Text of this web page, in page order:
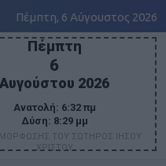
Πέμπτη, 6 Αύγουστος 2026
Πέμπτη
6
Αυγούστου 2026
Ανατολή: 6:32 πμ
Δύση: 8:29 μμ
ΤΟΥ ΣΩΤΗΡΟΣ ΙΗΣΟΥ
ΧΡΙΣΤΟΥ